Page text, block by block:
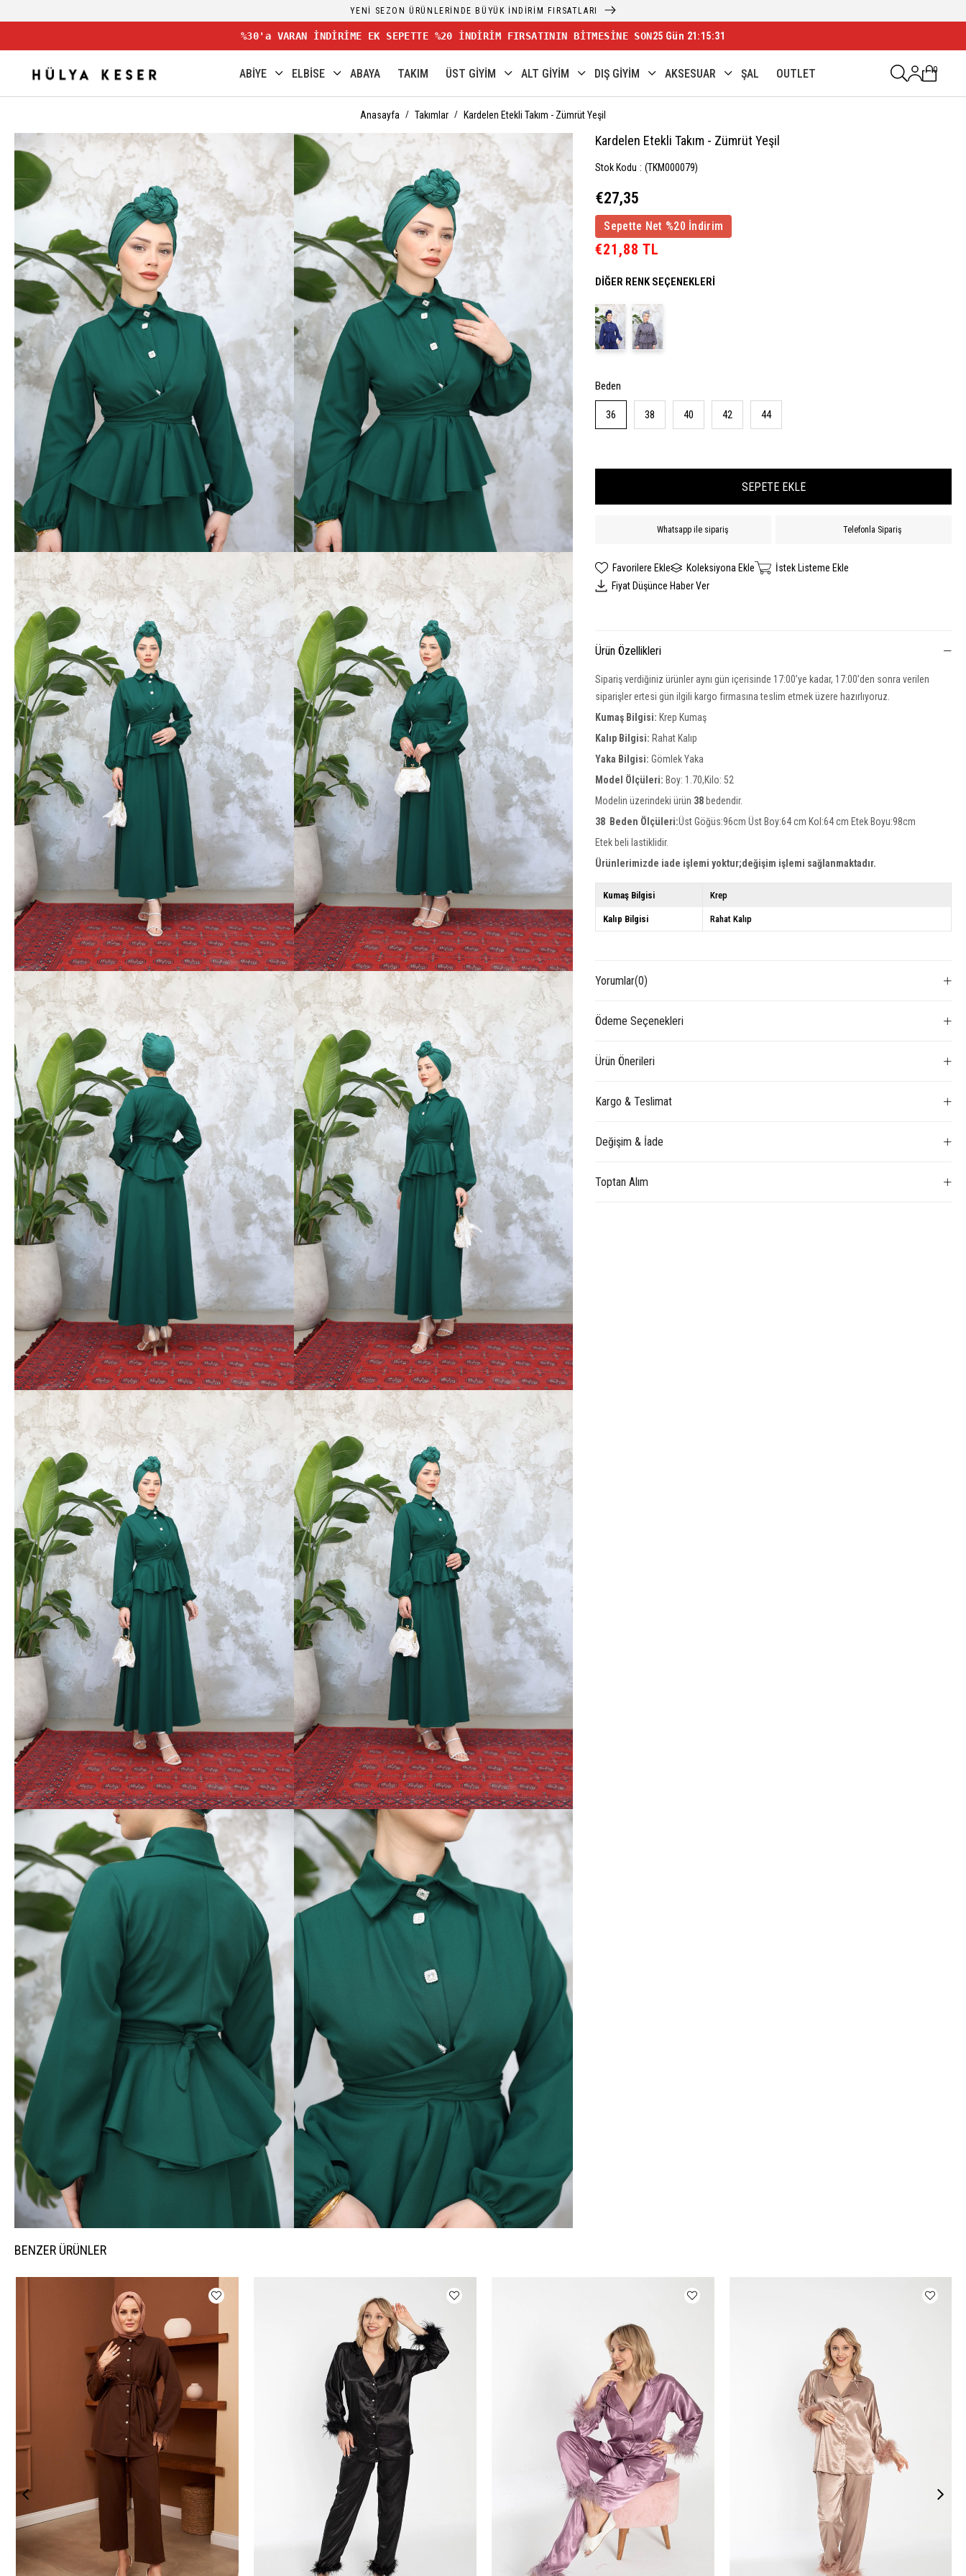
YENİ SEZON ÜRÜNLERİNDE BÜYÜK İNDİRİM FIRSATLARI
%30'a VARAN İNDİRİME EK SEPETTE %20 İNDİRİM FIRSATININ BİTMESİNE SON25 Gün 21:15:29
ABİYE ELBİSE ABAYA TAKIM ÜST GİYİM ALT GİYİM DIŞ GİYİM AKSESUAR ŞAL OUTLET 0
Anasayfa Takımlar Kardelen Etekli Takım - Zümrüt Yeşil
Kardelen Etekli Takım - Zümrüt Yeşil
Stok Kodu (TKM000079)
€27,35
Sepette Net %20 İndirim
€21,88 TL
DIĞER RENK SEÇENEKLERI
Beden
36 38 40 42 44
Whatsapp ile sipariş Telefonla Sipariş
Favorilere Ekle Koleksiyona Ekle
İstek Listeme Ekle
Fiyat Düşünce Haber Ver
Ürün Özellikleri
Sipariş verdiğiniz ürünler aynı gün içerisinde 17:00’ye kadar, 17:00’den sonra verilen
siparişler ertesi gün ilgili kargo firmasına teslim etmek üzere hazırlıyoruz.
Kumaş Bilgisi: Krep Kumaş
Kalıp Bilgisi: Rahat Kalıp
Yaka Bilgisi: Gömlek Yaka
Model Ölçüleri: Boy: 1.70,Kilo: 52
Modelin üzerindeki ürün 38 bedendir.
38 Beden Ölçüleri:Üst Göğüs:96cm Üst Boy:64 cm Kol:64 cm Etek Boyu:98cm
Etek beli lastiklidir.
Ürünlerimizde iade işlemi yoktur;değişim işlemi sağlanmaktadır.
Kumaş Bilgisi Krep
Kalıp Bilgisi Rahat Kalıp
Yorumlar(0)
Ödeme Seçenekleri
Ürün Önerileri
Kargo & Teslimat
Değişim & İade
Toptan Alım
BENZER ÜRÜNLER